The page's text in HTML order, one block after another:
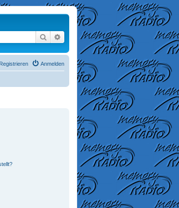
Suche Erweiterte Suche
Anmelden
Registrieren